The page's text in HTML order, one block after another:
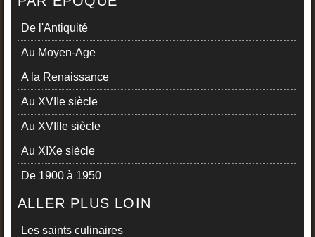
De l'Antiquité
Au Moyen-Age
A la Renaissance
Au XVIIe siècle
Au XVIIIe siècle
Au XIXe siècle
De 1900 à 1950
ALLER PLUS LOIN
Les saints culinaires